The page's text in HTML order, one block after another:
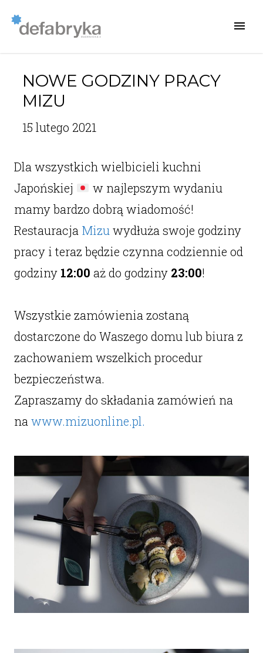
NOWE GODZINY PRACY
MIZU
15 lutego 2021
Dla wszystkich wielbicieli kuchni
Japońskiej
w najlepszym wydaniu
mamy bardzo dobrą wiadomość!
Restauracja Mizu wydłuża swoje godziny
pracy i teraz będzie czynna codziennie od
godziny 12:00 aż do godziny 23:00!
Wszystkie zamówienia zostaną
dostarczone do Waszego domu lub biura z
zachowaniem wszelkich procedur
bezpieczeństwa.
Zapraszamy do składania zamówień na
na www.mizuonline.pl.